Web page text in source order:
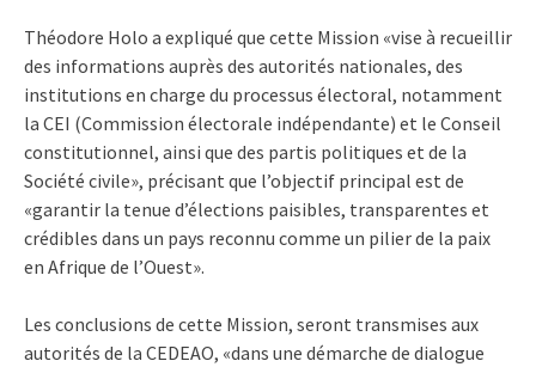
Théodore Holo a expliqué que cette Mission «vise à recueillir
des informations auprès des autorités nationales, des
institutions en charge du processus électoral, notamment
la CEI (Commission électorale indépendante) et le Conseil
constitutionnel, ainsi que des partis politiques et de la
Société civile», précisant que l’objectif principal est de
«garantir la tenue d’élections paisibles, transparentes et
crédibles dans un pays reconnu comme un pilier de la paix
en Afrique de l’Ouest».
Les conclusions de cette Mission, seront transmises aux
autorités de la CEDEAO, «dans une démarche de dialogue